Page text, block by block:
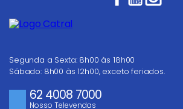
Segunda a Sexta: 8h00 às 18h00
Sábado: 8h00 às 12h00, exceto feriados.
62 4008 7000
Nosso Televendas